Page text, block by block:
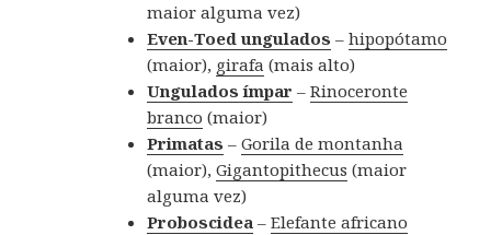
maior alguma vez)
Even-Toed ungulados –hipopótamo
(maior), girafa (mais alto)
Ungulados ímpar –Rinoceronte
branco (maior)
Primatas –Gorila de montanha
(maior),Gigantopithecus (maior
alguma vez)
Proboscidea –Elefante africano